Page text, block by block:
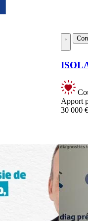
Apport
30 000 €